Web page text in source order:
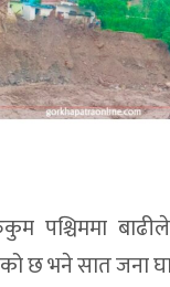
पश्चिममा
छ भने सात जना